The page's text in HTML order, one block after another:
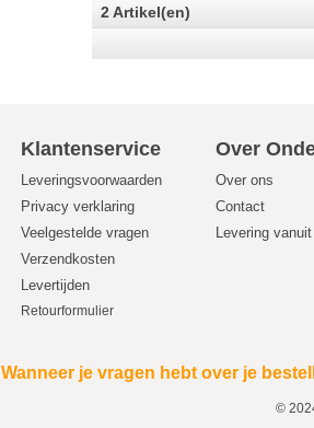
2 Artikel(en)
Klantenservice Over
Leveringsvoorwaarden
Over ons
Privacy verklaring
Contact
Veelgestelde vragen
Levering
Verzendkosten
Levertijden
Retourformulier
Wanneer je vragen hebt over je
©